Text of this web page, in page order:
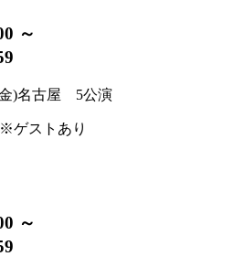
～
金)名古屋 5公演
ゲストあり
～